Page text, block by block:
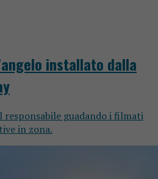
installato dalla
responsabile guadando i filmati
in zona.